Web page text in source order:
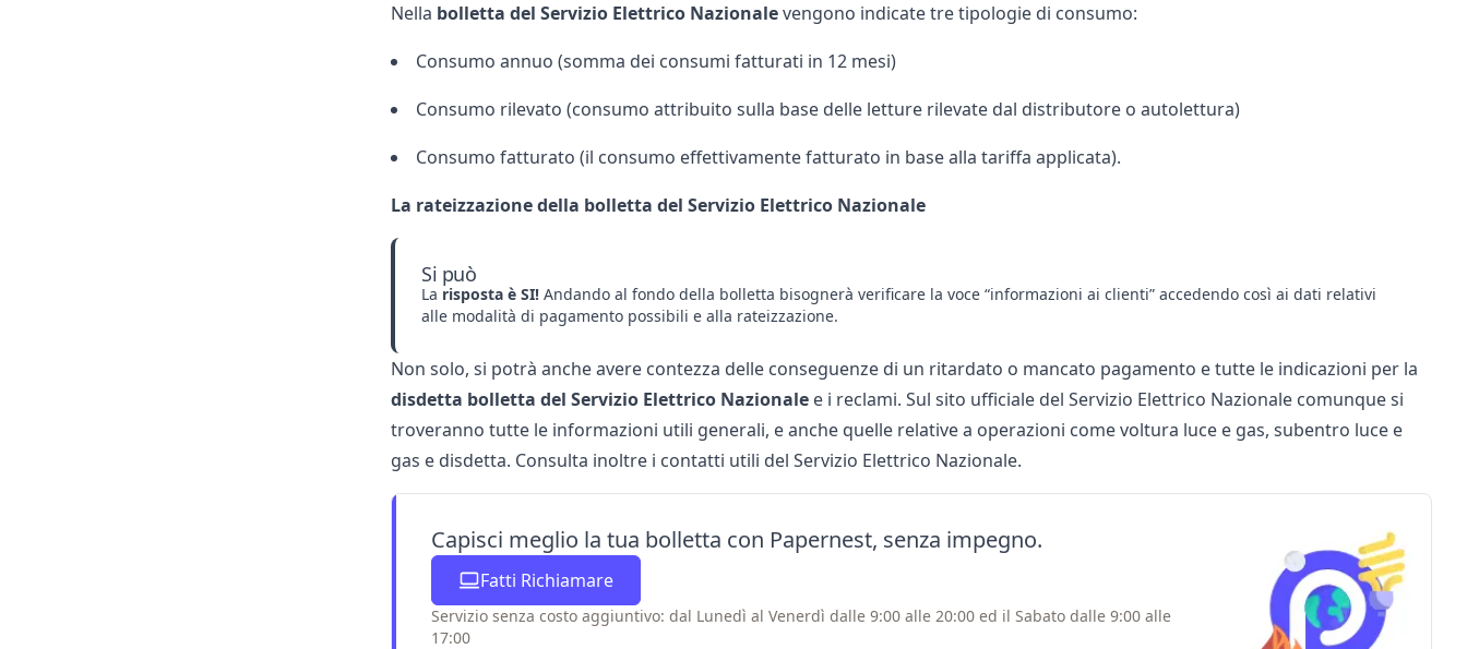
Nella bolletta del Servizio Elettrico Nazionalevengono indicate tre tipologie di consumo:
Consumo annuo (somma dei consumi fatturati in 12 mesi)
Consumo rilevato (consumo attribuito sulla base delle letture rilevate dal distributore o autolettura)
Consumo fatturato (il consumo effettivamente fatturato in base alla tariffa applicata).
La rateizzazione della bolletta del Servizio Elettrico Nazionale
Si può
La risposta è SI!Andando al fondo della bolletta bisognerà verificare la voce “informazioni ai clienti” accedendo così ai dati relativi
alle modalità di pagamento possibili e alla rateizzazione.
Non solo, si potrà anche avere contezza delle conseguenze di un ritardato o mancato pagamento e tutte le indicazioni per la
disdetta bolletta del Servizio Elettrico Nazionalee i reclami. Sul sito ufficiale del Servizio Elettrico Nazionale comunque si
troveranno tutte le informazioni utili generali, e anche quelle relative a operazioni comevoltura luce e gas, subentro luce e
gas e disdetta. Consulta inoltre i contatti utili del Servizio Elettrico Nazionale.
Capisci meglio la tua bolletta con Papernest, senza impegno.
Fatti Richiamare
Servizio senza costo aggiuntivo: dal Lunedì al Venerdì dalle 9:00 alle 20:00 ed il Sabato dalle 9:00 alle
17:00